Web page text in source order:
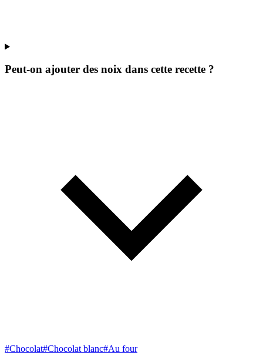
Peut-on ajouter des noix dans cette recette ?
#Chocolat#Chocolat blanc#Au four